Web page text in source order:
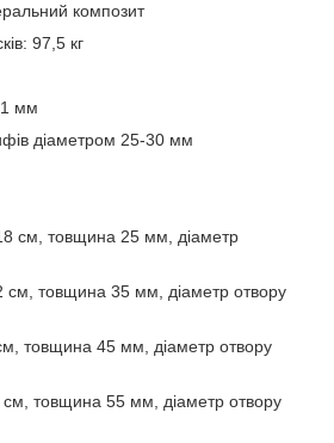
композит
97,5 кг
мм
діаметром 25-30 мм
см, товщина 25 мм, діаметр
см, товщина 35 мм, діаметр отвору
товщина 45 мм, діаметр отвору
см, товщина 55 мм, діаметр отвору